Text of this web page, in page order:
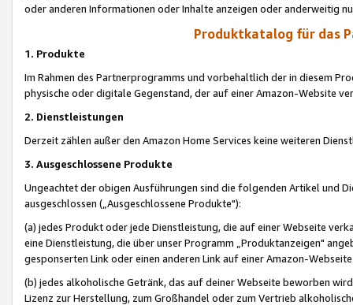
oder anderen Informationen oder Inhalte anzeigen oder anderweitig
Produktkatalog für das
1. Produkte
Im Rahmen des Partnerprogramms und vorbehaltlich der in diesem
physische oder digitale Gegenstand, der auf einer Amazon-Website
2. Dienstleistungen
Derzeit zählen außer den Amazon Home Services keine weiteren
3. Ausgeschlossene Produkte
Ungeachtet der obigen Ausführungen sind die folgenden Artikel und
ausgeschlossen („Ausgeschlossene Produkte"):
(a) jedes Produkt oder jede Dienstleistung, die auf einer Webseite
eine Dienstleistung, die über unser Programm „Produktanzeigen"
gesponserten Link oder einen anderen Link auf einer Amazon-
(b) jedes alkoholische Getränk, das auf deiner Webseite beworben
Lizenz zur Herstellung, zum Großhandel oder zum Vertrieb